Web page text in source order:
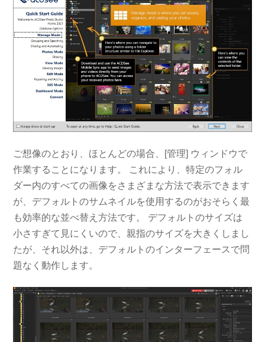
ご想像のとおり、ほとんどの場合、[管理] ウィンドウで
作業することになります。 これにより、特定のフォル
ダー内のすべての画像をさまざまな方法で表示できます
が、デフォルトのサムネイルを使用するのがおそらく最
も効率的な並べ替え方法です。 デフォルトのサイズは
小さすぎて見にくいので、親指のサイズを大きくしまし
たが、それ以外は、デフォルトのインターフェースで問
題なく動作します。